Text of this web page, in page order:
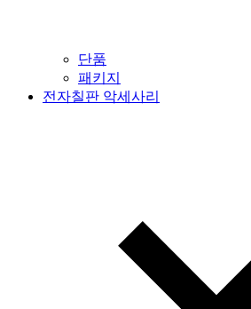
단품
패키지
전자칠판 악세사리